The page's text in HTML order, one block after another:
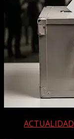
ACTUALIDAD